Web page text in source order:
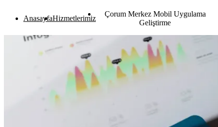
AnasayfaHizmetlerimiz
Çorum Merkez Mobil Uygulama
Geliştirme